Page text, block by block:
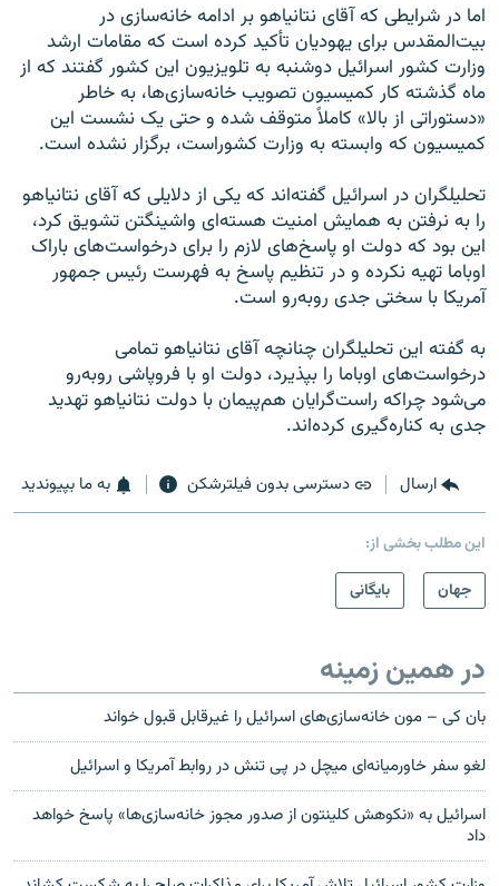
اما در شرایطی که آقای نتانیاهو بر ادامه خانه‌سازی در
بیت‌المقدس برای یهودیان تأکید کرده است که مقامات ارشد
وزارت کشور اسرائیل دوشنبه به تلویزیون این کشور گفتند که از
ماه گذشته کار کمیسیون تصویب خانه‌سازی‌ها، به خاطر
«دستوراتی از بالا» کاملاً متوقف شده و حتی یک نشست این
کمیسیون که وابسته به وزارت کشوراست، برگزار نشده است.
تحلیلگران در اسرائیل گفته‌اند که یکی از دلایلی که آقای نتانیاهو
را به نرفتن به همایش امنیت هسته‌ای واشینگتن تشویق کرد،
این بود که دولت او پاسخ‌های لازم را برای درخواست‌های باراک
اوباما تهیه نکرده و در تنظیم پاسخ به فهرست رئیس جمهور
آمریکا با سختی جدی روبه‌رو است.
به گفته این تحلیلگران چنانچه آقای نتانیاهو تمامی
درخواست‌های اوباما را بپذیرد، دولت او با فروپاشی روبه‌رو
می‌شود چراکه راست‌گرایان هم‌پیمان با دولت نتانیاهو تهدید
جدی به کناره‌گیری کرده‌اند.
ارسال دسترسی بدون فیلترشکن به ما بپیوندید
این مطلب بخشی از:
جهان
بایگانی
در همین زمینه
بان کی – مون خانه‌سازی‌های اسرائیل را غیرقابل قبول خواند
لغو سفر خاورمیانه‌ای میچل در پی تنش در روابط آمریکا و اسرائیل
اسرائیل به «نکوهش کلینتون از صدور مجوز خانه‌سازی‌ها» پاسخ خواهد
داد